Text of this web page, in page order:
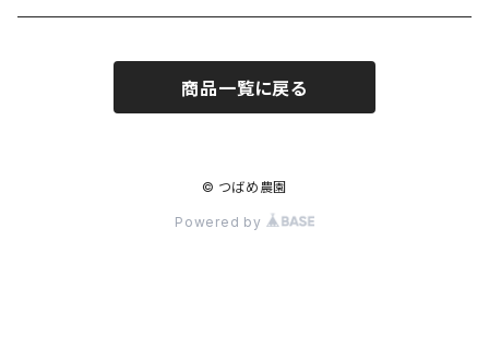
オーロラブラック
商品一覧に戻る
© つばめ農園
Powered by